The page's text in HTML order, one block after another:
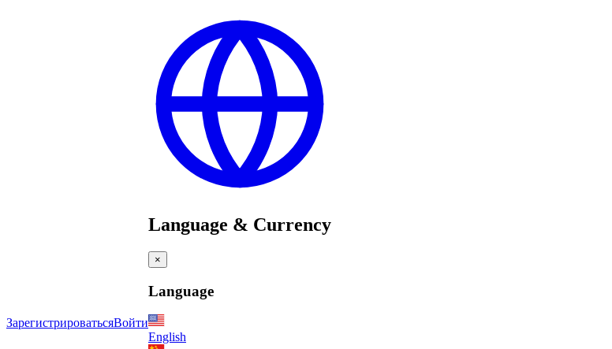
ЗарегистрироватьсяВойти
Language & Currency
×
Language
English